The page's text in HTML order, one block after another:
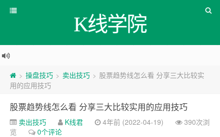
K线学院
> 操盘技巧 > 卖出技巧 > 股票趋势线怎么看 分享三大比较实
用的应用技巧
股票趋势线怎么看 分享三大比较实用的应用技巧
卖出技巧 K线君 4年前 (2022-04-19)
390次浏
览
0个评论